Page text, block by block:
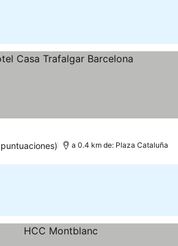
a 0.4 km de: Plaza Cataluña